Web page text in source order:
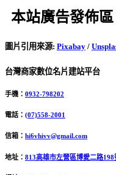
本站廣告發佈區
圖片引用來源: Pixabay /
台灣商家數位名片建站平台
手機： 0932-798202
電話： (07)558-2001
信箱： hi6vhivv@gmail.com
地址： 813高雄市左營區博愛二路198